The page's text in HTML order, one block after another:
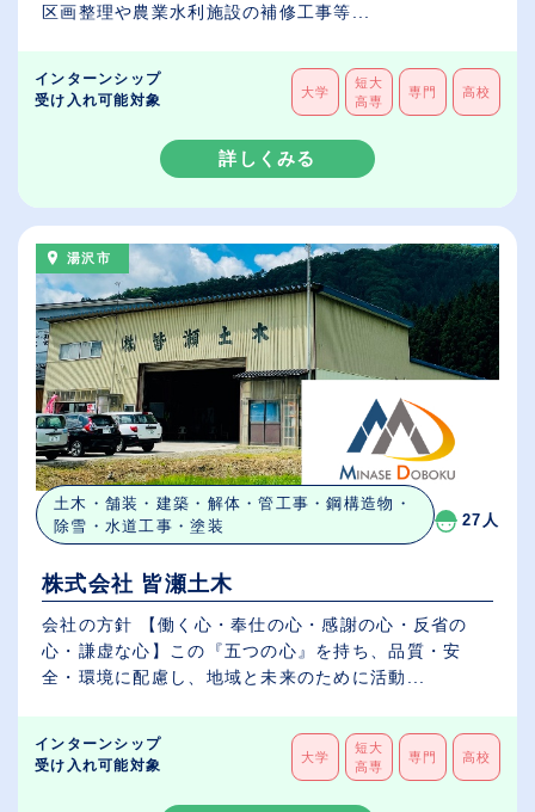
区画整理や農業水利施設の補修工事等...
インターンシップ
受け入れ可能対象
大学
短大
高専
専門 高校
詳しくみる
湯沢市
土木・舗装・建築・解体・管工事・鋼構造物・
除雪・水道工事・塗装
27人
株式会社 皆瀬土木
会社の方針 【働く心・奉仕の心・感謝の心・反省の
心・謙虚な心】この『五つの心』を持ち、品質・安
全・環境に配慮し、地域と未来のために活動...
インターンシップ
受け入れ可能対象
大学
短大
高専
専門 高校